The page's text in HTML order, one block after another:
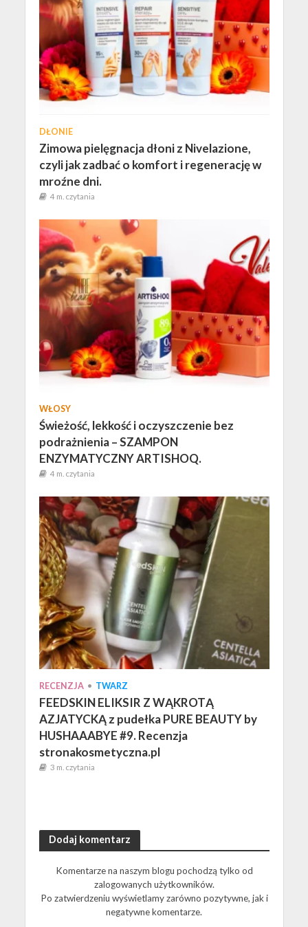
DŁONIE
Zimowa pielęgnacja dłoni z Nivelazione,
czyli jak zadbać o komfort i regenerację w
mroźne dni.
4 m. czytania
WŁOSY
Świeżość, lekkość i oczyszczenie bez
podrażnienia – SZAMPON
ENZYMATYCZNY ARTISHOQ.
4 m. czytania
RECENZJA • TWARZ
FEEDSKIN ELIKSIR Z WĄKROTĄ
AZJATYCKĄ z pudełka PURE BEAUTY by
HUSHAAABYE #9. Recenzja
stronakosmetyczna.pl
3 m. czytania
Dodaj komentarz
Komentarze na naszym blogu pochodzą tylko od
zalogowanych użytkowników.
Po zatwierdzeniu wyświetlamy zarówno pozytywne, jak i
negatywne komentarze.